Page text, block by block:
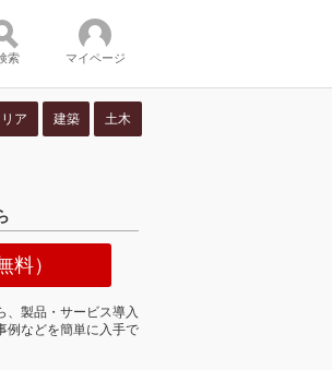
索 マイページ
ア 建築 土木
料）
、製品・サービス導入
例などを簡単に入手で